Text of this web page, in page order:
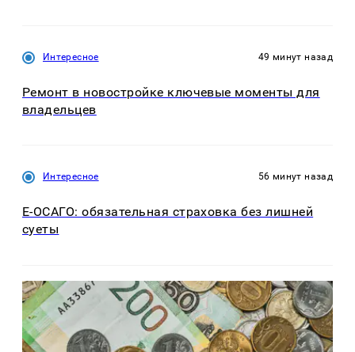
Интересное 49 минут назад
Ремонт в новостройке ключевые моменты для
владельцев
Интересное 56 минут назад
Е-ОСАГО: обязательная страховка без лишней
суеты